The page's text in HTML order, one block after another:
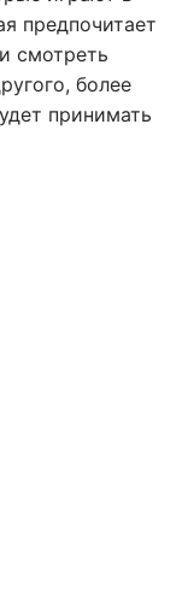
предпочитает
смотреть
более
принимать